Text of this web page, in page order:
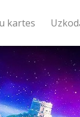
kartes